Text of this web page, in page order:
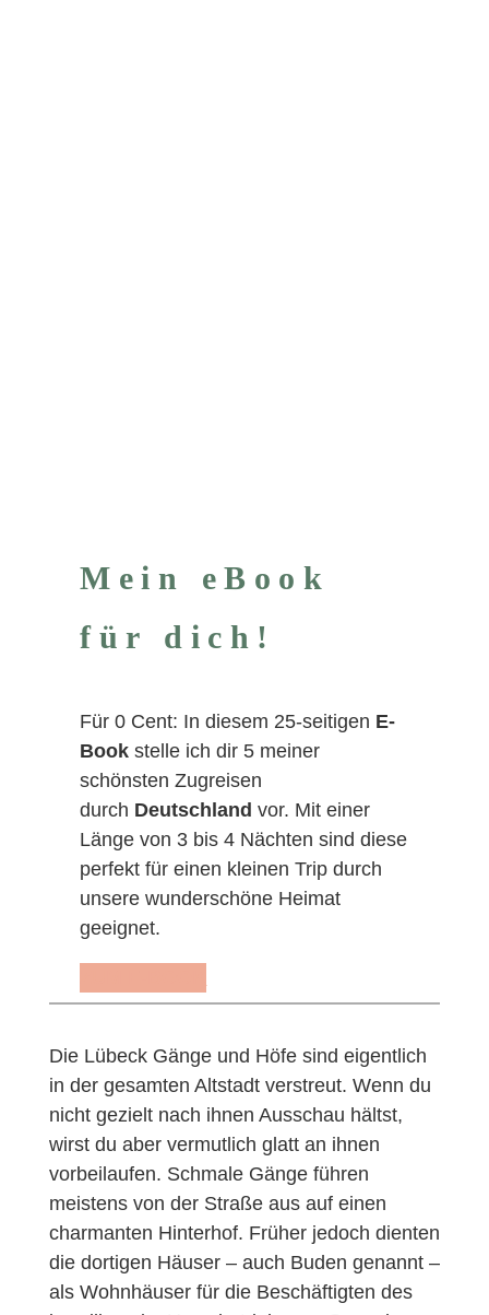
Mein eBook
für dich!
Für 0 Cent: In diesem 25-seitigen E-
Book stelle ich dir 5 meiner
schönsten Zugreisen
durch Deutschland vor. Mit einer
Länge von 3 bis 4 Nächten sind diese
perfekt für einen kleinen Trip durch
unsere wunderschöne Heimat
geeignet.
Die Lübeck Gänge und Höfe sind eigentlich
in der gesamten Altstadt verstreut. Wenn du
nicht gezielt nach ihnen Ausschau hältst,
wirst du aber vermutlich glatt an ihnen
vorbeilaufen. Schmale Gänge führen
meistens von der Straße aus auf einen
charmanten Hinterhof. Früher jedoch dienten
die dortigen Häuser – auch Buden genannt –
als Wohnhäuser für die Beschäftigten des